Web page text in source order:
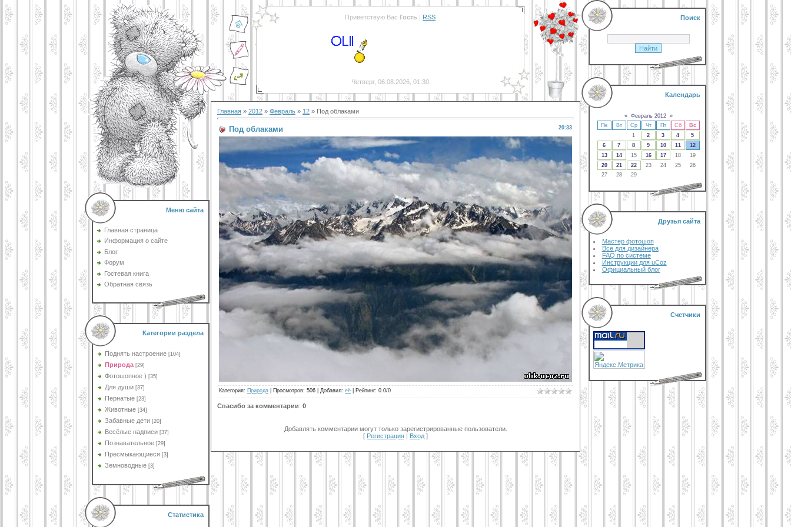
Меню сайта
Главная страница
Информация о сайте
Блог
Форум
Гостевая книга
Обратная связь
Категории раздела
Поднять настроение [104]
Природа [29]
Фотошопное ) [35]
Для души [37]
Пернатые [23]
Животные [34]
Забавные дети [20]
Весёлые надписи [37]
Познавательное [29]
Пресмыкающиеся [3]
Земноводные [3]
Статистика
Приветствую Вас Гость | RSS
Четверг, 06.08.2026, 01:30
Главная » 2012 » Февраль » 12 » Под облаками
20:33
Под облаками
Категория: Природа Просмотров: 506 | Добавил: её Рейтинг: 0.0/0
Спасибо за комментарии: 0
Добавлять комментарии могут только зарегистрированные пользователи.
[ Регистрация | Вход ]
Поиск
Календарь
« Февраль 2012
»
Пн
Вт Ср Чт Пт Сб
Вс
1
2 3 4
5
6
7 8 9 10 11
12
13
14 15 16 17 18
19
20
21 22 23 24 25
26
27
28 29
Друзья сайта
Мастер фотошоп
Все для дизайнера
FAQ по системе
Инструкции для uCoz
Официальный блог
Счетчики